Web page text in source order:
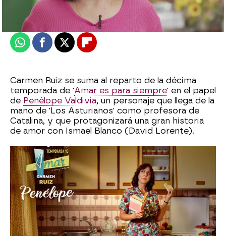
Actualizado:
20 de septiembre de 2021, 12:22
Publicado:20 de septiembre de 2021, 12:19
WhatsappFacebook
X Flipboard
Carmen Ruiz se suma al reparto de la décima
temporada de 'Amar es para siempre' en el papel
de Penélope Valdivia, un personaje que llega de la
mano de 'Los Asturianos' como profesora de
Catalina, y que protagonizará una gran historia
de amor con Ismael Blanco (David Lorente).